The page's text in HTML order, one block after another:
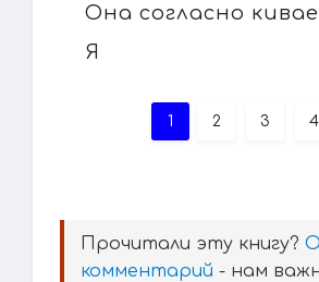
Она согласно
Я
1 2 3 4
Прочитали эту книгу?
комментарий - нам